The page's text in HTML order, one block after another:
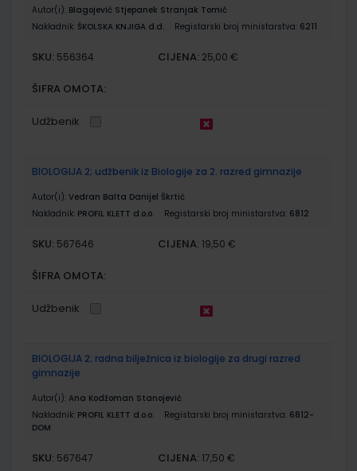
Autor(i): Blagojević Stjepanek Stranjak Tomić
Nakladnik: ŠKOLSKA KNJIGA d.d. Registarski broj ministarstva: 6211
SKU: 556364 CIJENA: 25,00 €
ŠIFRA OMOTA:
Udžbenik
BIOLOGIJA 2; udžbenik iz Biologije za 2. razred gimnazije
Autor(i): Vedran Balta Danijel Škrtić
Nakladnik: PROFIL KLETT d.o.o. Registarski broj ministarstva: 6812
SKU: 567646 CIJENA: 19,50 €
ŠIFRA OMOTA:
Udžbenik
BIOLOGIJA 2; radna bilježnica iz biologije za drugi razred
gimnazije
Autor(i): Ana Kodžoman Stanojević
Nakladnik: PROFIL KLETT d.o.o. Registarski broj ministarstva: 6812-
DOM
SKU: 567647 CIJENA: 17,50 €